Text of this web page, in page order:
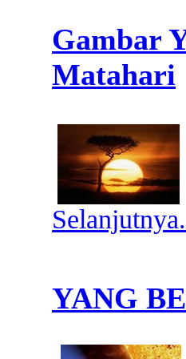
Gambar
Matahari
YANG